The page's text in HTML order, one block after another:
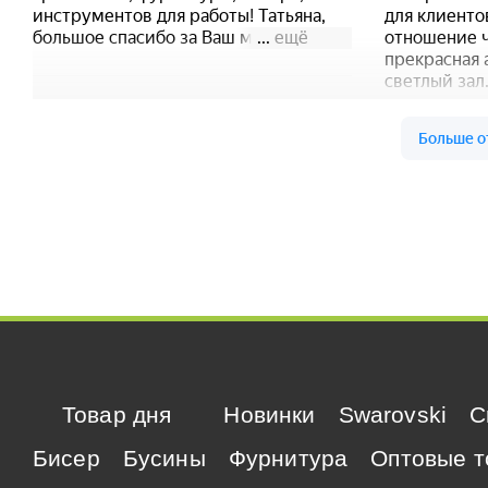
Товар дня Новинки Swarovski
Бисер
Бусины Фурнитура Оптовые